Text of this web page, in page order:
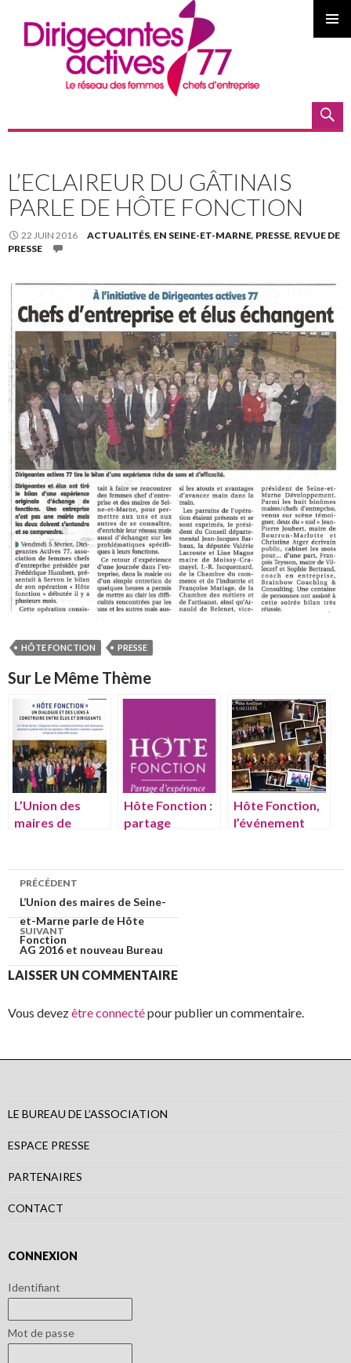
L’ECLAIREUR DU GÂTINAIS
PARLE DE HÔTE FONCTION
22 JUIN 2016 ACTUALITÉS, EN SEINE-ET-MARNE, PRESSE, REVUE DE
PRESSE
HÔTE FONCTION PRESSE
Sur Le Même Thème
L’Union des
maires de
Fonction
Hôte Fonction :
partage
Hôte Fonction,
l’événement
Navigation de l’article
PRÉCÉDENT
L’Union des maires de Seine-
et-Marne parle de Hôte
Fonction
SUIVANT
AG 2016 et nouveau Bureau
LAISSER UN COMMENTAIRE
Vous devezêtre connectépour publier un commentaire.
LE BUREAU DE L’ASSOCIATION
ESPACE PRESSE
PARTENAIRES
CONTACT
CONNEXION
Identifiant
Mot de passe